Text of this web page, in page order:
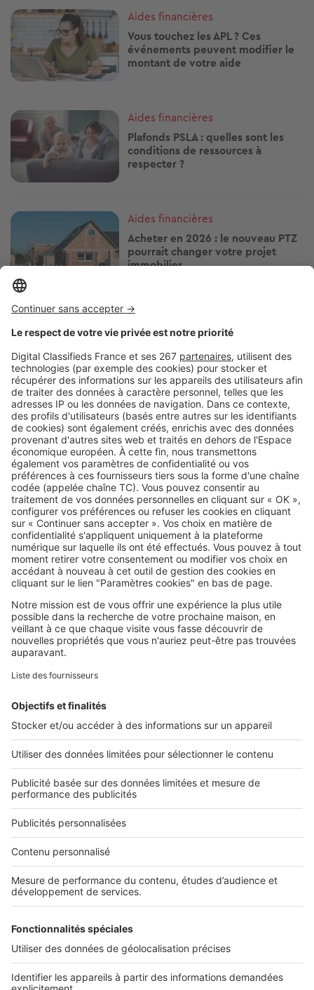
Image
Aides financières
Vous touchez les APL ? Ces
événements peuvent modifier le
montant de votre aide
Image
Aides financières
Plafonds PSLA : quelles sont les
conditions de ressources à
respecter ?
Image
Aides financières
Acheter en 2026 : le nouveau PTZ
pourrait changer votre projet
immobilier
Image
Facture de chauffage : ces deux
aides peuvent vraiment alléger la
note cet hiver
Image
Aides financières
Maisons fissurées : jusqu’à 15 000
€ d’aide dans ces départements
SeLoger c'est aussi
Retrouvez-nous sur ...
L'ENTREPRISE
Nous contacter
Nous recrutons
NOS APPLICATIONS
Découvrez nos applications
Tous nos services pro
Accès client